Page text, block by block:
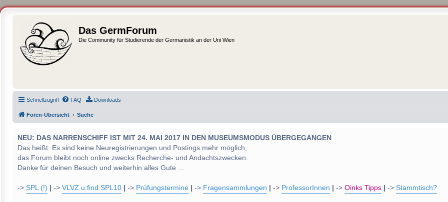
Das GermForum
Die Community für Studierende der Germanistik an der Uni Wien
Schnellzugriff FAQ Downloads
Foren-Übersicht Suche
NEU: DAS NARRENSCHIFF IST MIT 24. MAI 2017 IN DEN MUSEUMSMODUS ÜBERGEGANGEN
Das heißt: Es sind keine Neuregistrierungen und Postings mehr möglich,
das Forum bleibt noch online zwecks Recherche- und Andachtszwecken.
Danke für deinen Besuch und weiterhin alles Gute ...
-> SPL (!) -> VLVZ u:find SPL10 -> Prüfungstermine -> Fragensammlungen -> ProfessorInnen -> Oinks Tipps -> Stammtisch?